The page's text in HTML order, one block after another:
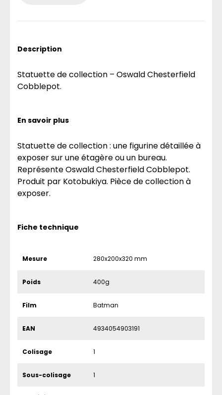
Description
Statuette de collection – Oswald Chesterfield
Cobblepot.
En savoir plus
Statuette de collection : une figurine détaillée à
exposer sur une étagère ou un bureau.
Représente Oswald Chesterfield Cobblepot.
Produit par Kotobukiya. Pièce de collection à
exposer.
Fiche technique
Mesure 280x200x320 mm
Poids 400g
Film Batman
EAN 4934054903191
Colisage 1
Sous-colisage 1